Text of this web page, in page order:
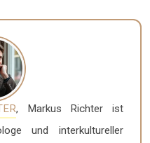
, Markus Richter ist
und interkultureller